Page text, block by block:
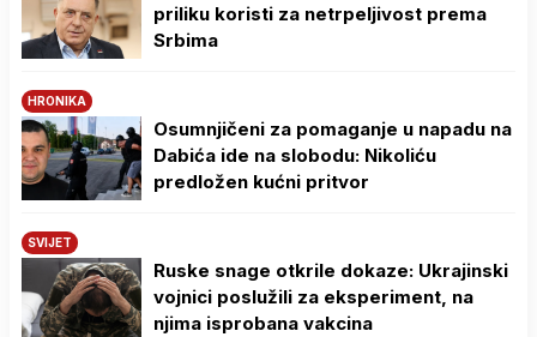
priliku koristi za netrpeljivost prema
Srbima
HRONIKA
Osumnjičeni za pomaganje u napadu na
Dabića ide na slobodu: Nikoliću
predložen kućni pritvor
SVIJET
Ruske snage otkrile dokaze: Ukrajinski
vojnici poslužili za eksperiment, na
njima isprobana vakcina